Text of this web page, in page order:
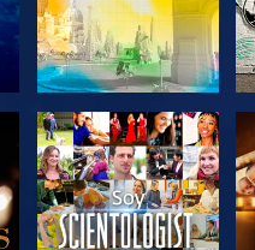
EXPLORA LAS
SERIES